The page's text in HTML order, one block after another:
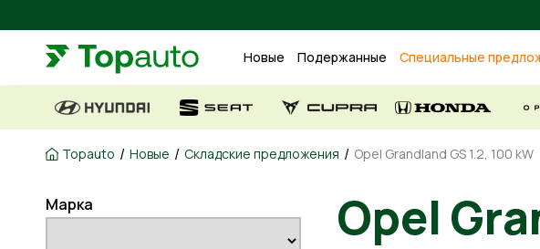
Новые Подержанные Специальные
Topauto / Новые / Складские предложения / Opel Grandland GS 1.2, 100 kW
Марка Opel